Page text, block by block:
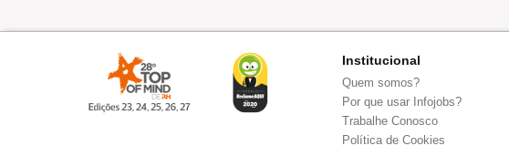
Institucional
Quem somos?
Por que usar Infojobs?
Trabalhe Conosco
Política de Cookies